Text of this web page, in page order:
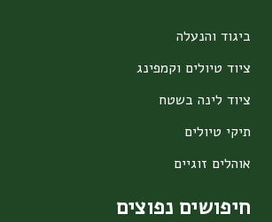
ביגוד והנעלה
ציוד טיולים וקמפינג
ציוד לינה בשטח
תיקי טיולים
אוהלים זוגיים
חיפושים נפוצים